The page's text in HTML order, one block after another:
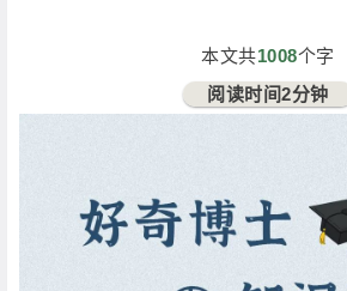
本文共1008个字
阅读时间2分钟